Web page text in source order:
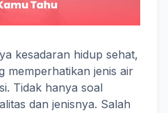
kesadaran hidup sehat,
memperhatikan jenis air
Tidak hanya soal
dan jenisnya. Salah